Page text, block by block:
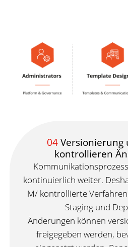
04Versionierung
kontrollieren
kontinuierlich weiter.
M/ kontrollierte
Staging und
Änderungen können
freigegeben werden,